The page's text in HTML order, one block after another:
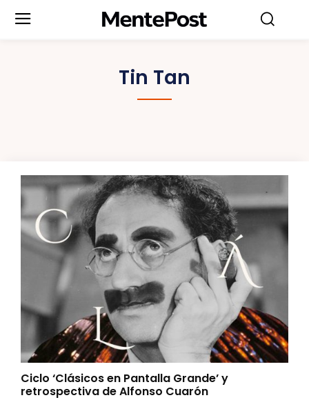
Tin Tan
Ciclo ‘Clásicos en Pantalla Grande’ y
retrospectiva de Alfonso Cuarón